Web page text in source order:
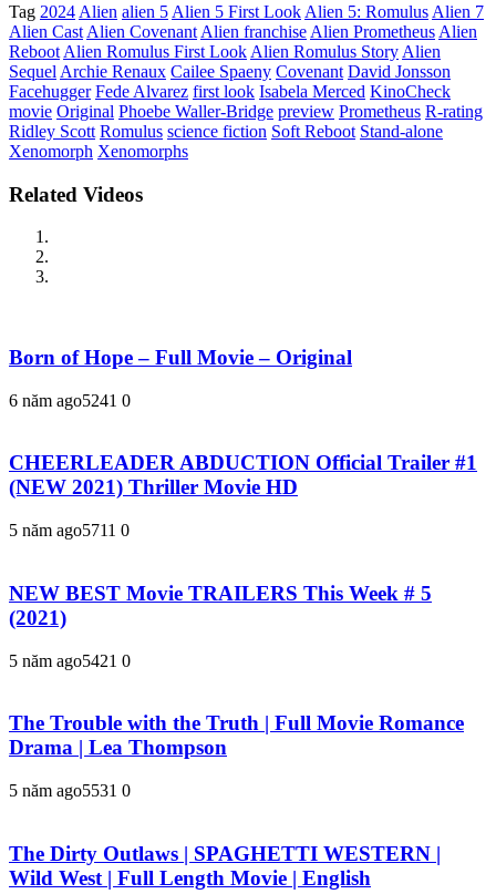
Tag 2024 Alien alien 5 Alien 5 First Look Alien 5: Romulus Alien 7
Alien Cast Alien Covenant Alien franchise Alien Prometheus Alien
Reboot Alien Romulus First Look Alien Romulus Story Alien
Sequel Archie Renaux Cailee Spaeny Covenant David Jonsson
Facehugger Fede Alvarez first look Isabela Merced KinoCheck
movie Original Phoebe Waller-Bridge preview Prometheus R-rating
Ridley Scott Romulus science fiction Soft Reboot Stand-alone
Xenomorph Xenomorphs
Related Videos
Born of Hope – Full Movie – Original
6 năm ago5241 0
CHEERLEADER ABDUCTION Official Trailer #1
(NEW 2021) Thriller Movie HD
5 năm ago5711 0
NEW BEST Movie TRAILERS This Week # 5
(2021)
5 năm ago5421 0
The Trouble with the Truth | Full Movie Romance
Drama | Lea Thompson
5 năm ago5531 0
The Dirty Outlaws | SPAGHETTI WESTERN |
Wild West | Full Length Movie | English